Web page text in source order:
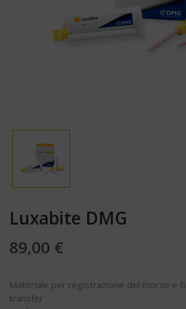
Luxabite DMG
89,00 €
Materiale per registrazione del morso e
transfer